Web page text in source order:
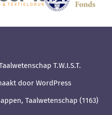
T.W.I.S.T.
door WordPress
Taalwetenschap (1163)